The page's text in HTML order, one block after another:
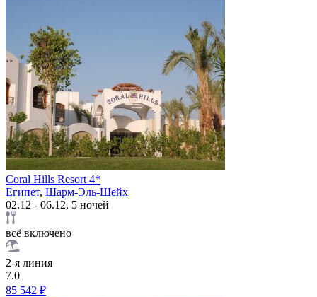
Coral Hills Resort 4*
Египет, Шарм-Эль-Шейх
02.12 - 06.12, 5 ночей
всё включено
2-я линия
7.0
85 542 ₽